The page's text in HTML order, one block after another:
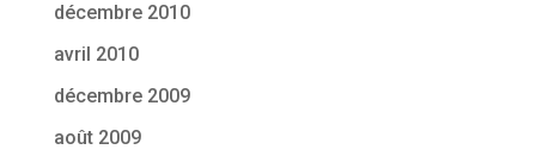
décembre 2010
avril 2010
décembre 2009
août 2009